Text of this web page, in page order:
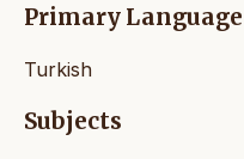
Primary Language
Turkish
Subjects